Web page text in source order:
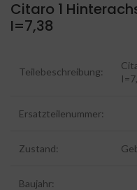
Citaro 1
I=7,38
Teilebeschreibung:
Ersatzteilenummer:
Zustand:
Baujahr: